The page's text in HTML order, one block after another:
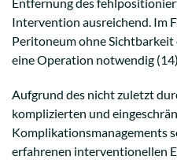
Entfernung des
Intervention ausreichend. Im
Peritoneum ohne Sichtbarkeit
eine Operation notwendig
Aufgrund des nicht zuletzt
komplizierten und
Komplikationsmanagements
erfahrenen interventionellen